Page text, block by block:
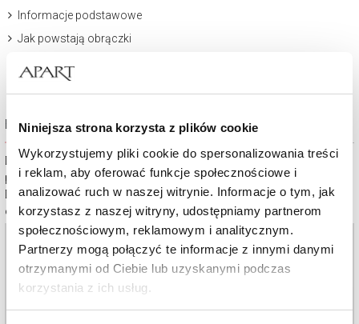
Niniejsza strona korzysta z plików cookie
Wykorzystujemy pliki cookie do spersonalizowania treści
i reklam, aby oferować funkcje społecznościowe i
analizować ruch w naszej witrynie. Informacje o tym, jak
korzystasz z naszej witryny, udostępniamy partnerom
społecznościowym, reklamowym i analitycznym.
Partnerzy mogą połączyć te informacje z innymi danymi
otrzymanymi od Ciebie lub uzyskanymi podczas
korzystania z ich usług.
Informacje podstawowe
Jak powstają obrączki
Eleganckie opakowanie
Dbanie o obrączki powinno być naturalnym rytuałem, podobnie jak
pielęgnowanie uczucia, które symbolizują.
Dlatego do każdej pary obrączek dołączamy eleganckie opakowanie
oraz specjalną ściereczkę do ich czyszczenia.